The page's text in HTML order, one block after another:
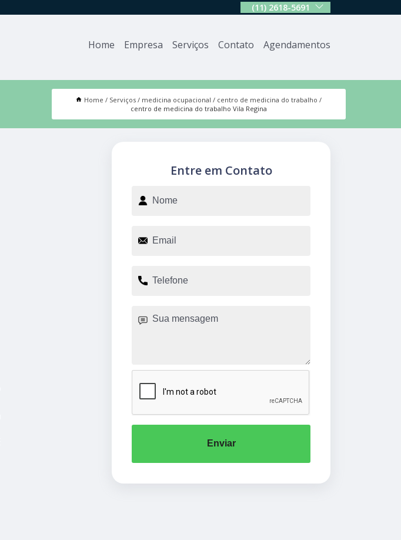
(11) 2618-5691
Home Empresa Serviços Contato Agendamentos
Home Serviços medicina ocupacional
centro de medicina do trabalho
centro de medicina do trabalho Vila Regina
Entre em Contato
Enviar